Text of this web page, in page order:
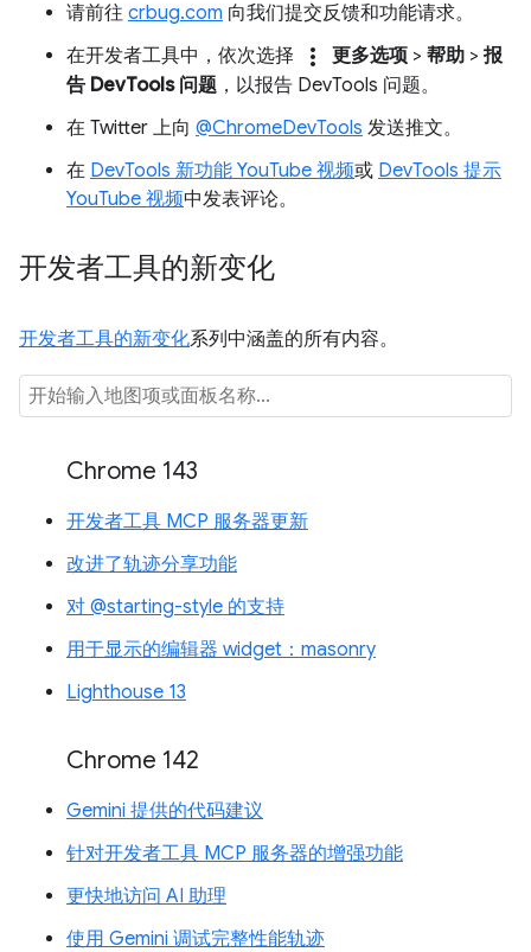
请前往 crbug.com 向我们提交反馈和功能请求。
在开发者工具中，依次选择
more_vert 更多选项 > 帮助 > 报
告 DevTools 问题 ，以报告 DevTools 问题。
在 Twitter 上向 @ChromeDevTools 发送推文。
在 DevTools 新功能 YouTube 视频或 DevTools 提示
YouTube 视频中发表评论。
开发者工具的新变化
开发者工具的新变化系列中涵盖的所有内容。
Chrome 143
开发者工具 MCP 服务器更新
改进了轨迹分享功能
对 @starting-style 的支持
用于显示的编辑器 widget：masonry
Lighthouse 13
Chrome 142
Gemini 提供的代码建议
针对开发者工具 MCP 服务器的增强功能
更快地访问 AI 助理
使用 Gemini 调试完整性能轨迹